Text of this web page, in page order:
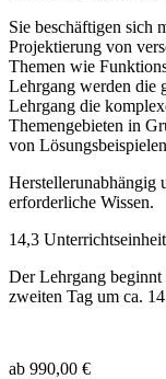
Sie beschäftigen sich
Projektierung von
Themen wie
Lehrgang werden die
Lehrgang die
Themengebieten in
von
Herstellerunabhängig
erforderliche Wissen.
14,3
Der Lehrgang beginnt
zweiten Tag um ca.
ab 990,00 €